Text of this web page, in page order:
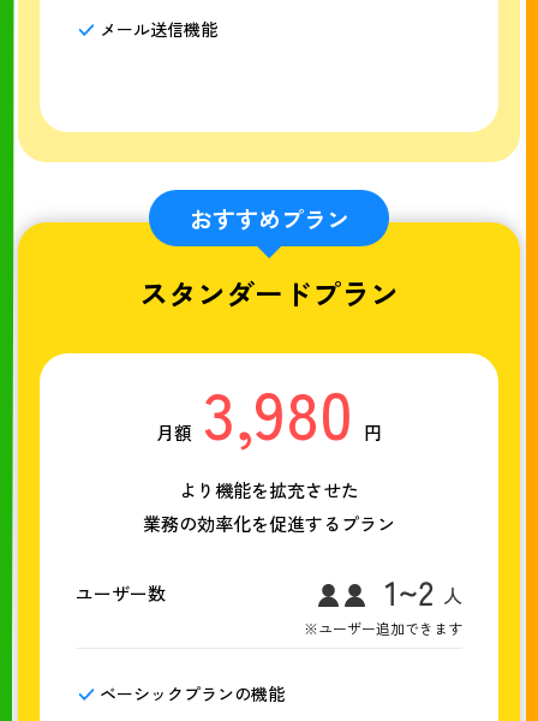
メール送信機能
おすすめプラン
スタンダードプラン
月額 3,980 円
より機能を拡充させた
業務の効率化を促進するプラン
ユーザー数
※ユーザー追加できます
ベーシックプランの機能